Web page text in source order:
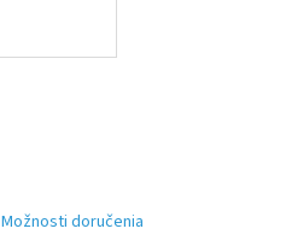
Možnosti doručenia